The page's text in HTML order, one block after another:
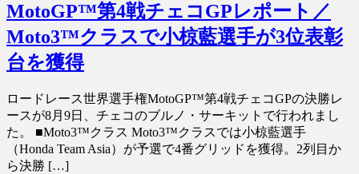
MotoGP™第4戦チェコGPレポート／
Moto3™クラスで小椋藍選手が3位表彰
台を獲得
ロードレース世界選手権MotoGP™第4戦チェコGPの決勝レ
ースが8月9日、チェコのブルノ・サーキットで行われまし
た。 ■Moto3™クラス Moto3™クラスでは小椋藍選手
（Honda Team Asia）が予選で4番グリッドを獲得。2列目か
ら決勝 […]